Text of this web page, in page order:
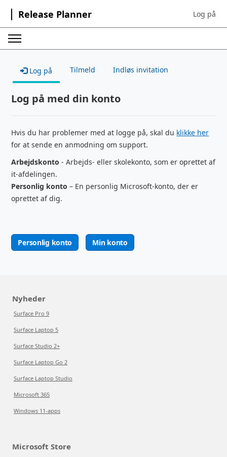
Release Planner Sign in to
Log på
Log på Tilmeld Indløs invitation
Log på med din konto
Hvis du har problemer med at logge på, skal du klikke her
for at sende en anmodning om support.
Arbejdskonto - Arbejds- eller skolekonto, som er oprettet af
it-afdelingen.
Personlig konto – En personlig Microsoft-konto, der er
oprettet af dig.
Personlig konto Min konto
Nyheder
Surface Pro 9
Surface Laptop 5
Surface Studio 2+
Surface Laptop Go 2
Surface Laptop Studio
Microsoft 365
Windows 11-apps
Microsoft Store